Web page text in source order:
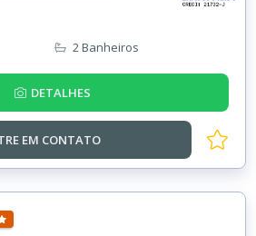
2 Banheiros
DETALHES
EM CONTATO